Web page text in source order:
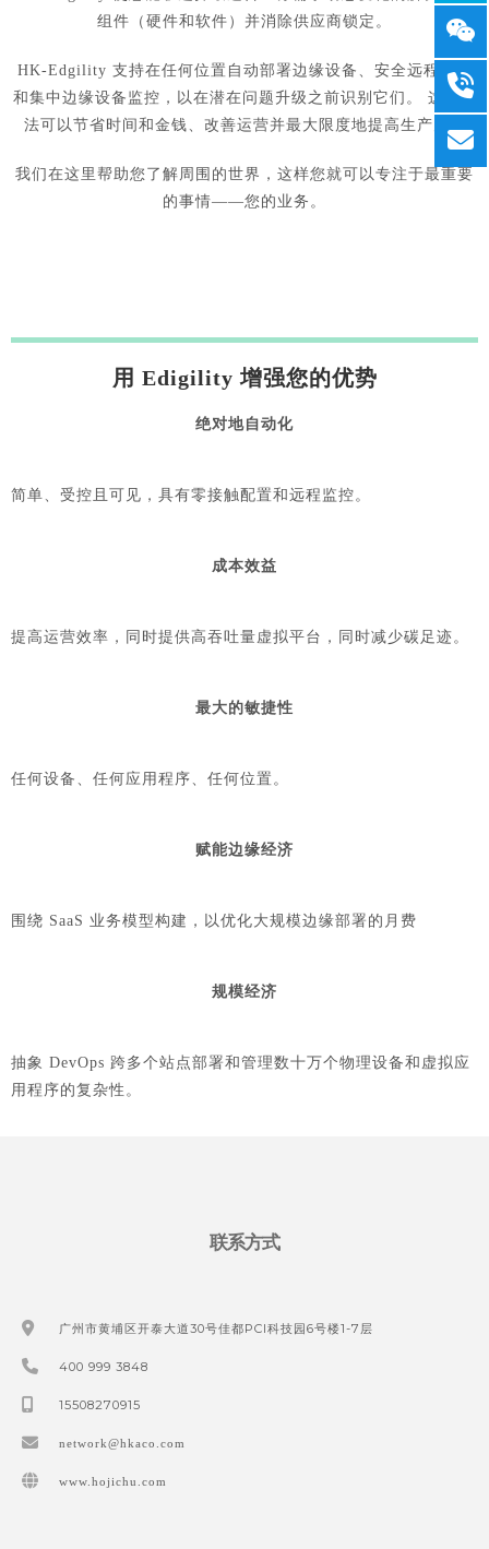
组件（硬件和软件）并消除供应商锁定。
HK-Edgility 支持在任何位置自动部署边缘设备、安全远程管理
和集中边缘设备监控，以在潜在问题升级之前识别它们。 这种方
法可以节省时间和金钱、改善运营并最大限度地提高生产力。
我们在这里帮助您了解周围的世界，这样您就可以专注于最重要
的事情——您的业务。
用 Edigility 增强您的优势
绝对地自动化
简单、受控且可见，具有零接触配置和远程监控。
成本效益
提高运营效率，同时提供高吞吐量虚拟平台，同时减少碳足迹。
最大的敏捷性
任何设备、任何应用程序、任何位置。
赋能边缘经济
围绕 SaaS 业务模型构建，以优化大规模边缘部署的月费
规模经济
抽象 DevOps 跨多个站点部署和管理数十万个物理设备和虚拟应
用程序的复杂性。
联系方式
广州市黄埔区开泰大道30号佳都PCI科技园6号楼1-7层
400 999 3848
15508270915
network@hkaco.com
www.hojichu.com